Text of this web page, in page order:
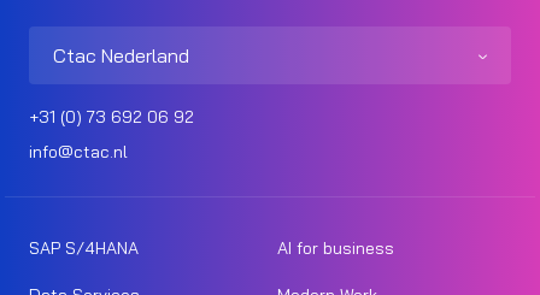
Ctac Nederland
+31 (0) 73 692 06 92
info@ctac.nl
SAP S/4HANA AI for business